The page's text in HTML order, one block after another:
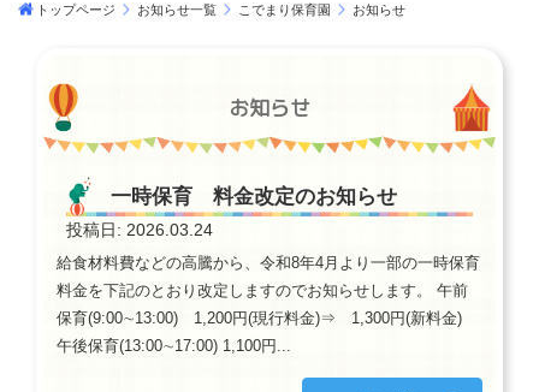
トップページ お知らせ一覧 こでまり保育園 お知らせ
お知らせ
一時保育 料金改定のお知らせ
投稿日: 2026.03.24
給食材料費などの高騰から、令和8年4月より一部の一時保育
料金を下記のとおり改定しますのでお知らせします。 午前
保育(9:00∼13:00) 1,200円(現行料金)⇒ 1,300円(新料金)
午後保育(13:00∼17:00) 1,100円...